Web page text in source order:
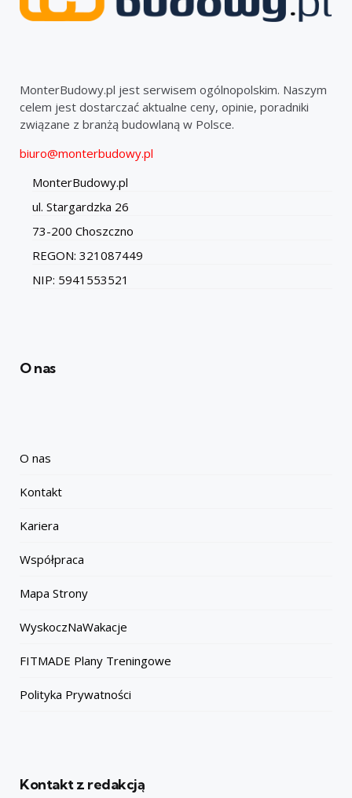
MonterBudowy.pl jest serwisem ogólnopolskim. Naszym
celem jest dostarczać aktualne ceny, opinie, poradniki
związane z branżą budowlaną w Polsce.
biuro@monterbudowy.pl
MonterBudowy.pl
ul. Stargardzka 26
73-200 Choszczno
REGON: 321087449
NIP: 5941553521
O nas
O nas
Kontakt
Kariera
Współpraca
Mapa Strony
WyskoczNaWakacje
FITMADE Plany Treningowe
Polityka Prywatności
Kontakt z redakcją